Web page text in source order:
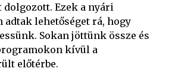
Ezek a nyári
lehetőséget rá, hogy
Sokan jöttünk össze és
kívül a
előtérbe.